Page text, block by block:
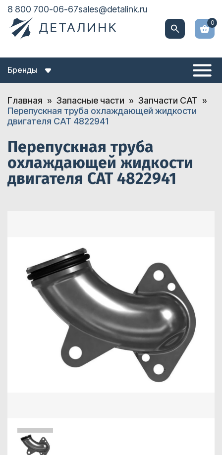
8 800 700-06-67sales@detalink.ru
0
Бренды
Главная Запасные части
Запчасти CAT
Перепускная труба охлаждающей жидкости
двигателя CAT 4822941
Перепускная труба
охлаждающей жидкости
двигателя CAT 4822941